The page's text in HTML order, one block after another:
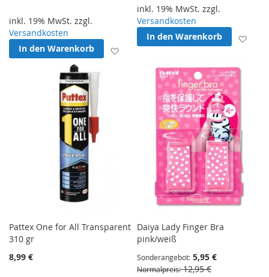
inkl. 19% MwSt. zzgl.
Versandkosten
In den Warenkorb
Zur Wunschliste hinzufügen
inkl. 19% MwSt. zzgl.
Versandkosten
In den Warenkorb
Pattex One for All Transparent
310 gr
8,99 €
Daiya Lady Finger Bra
pink/weiß
Sonderangebot 5,95 €
Normalpreis 12,95 €